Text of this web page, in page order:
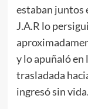
estaban juntos
J.A.R lo
y lo apuñaló en
trasladada
ingresó sin vida.